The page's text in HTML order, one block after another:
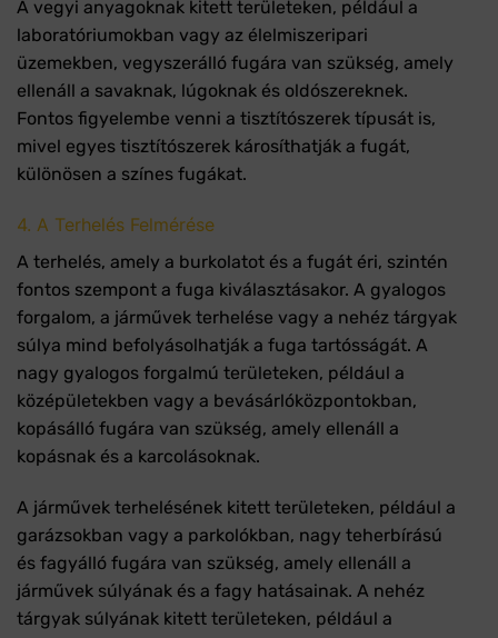
A vegyi anyagoknak kitett területeken, például a
laboratóriumokban vagy az élelmiszeripari
üzemekben, vegyszerálló fugára van szükség, amely
ellenáll a savaknak, lúgoknak és oldószereknek.
Fontos figyelembe venni a tisztítószerek típusát is,
mivel egyes tisztítószerek károsíthatják a fugát,
különösen a színes fugákat.
4. A Terhelés Felmérése
A terhelés, amely a burkolatot és a fugát éri, szintén
fontos szempont a fuga kiválasztásakor. A gyalogos
forgalom, a járművek terhelése vagy a nehéz tárgyak
súlya mind befolyásolhatják a fuga tartósságát. A
nagy gyalogos forgalmú területeken, például a
középületekben vagy a bevásárlóközpontokban,
kopásálló fugára van szükség, amely ellenáll a
kopásnak és a karcolásoknak.
A járművek terhelésének kitett területeken, például a
garázsokban vagy a parkolókban, nagy teherbírású
és fagyálló fugára van szükség, amely ellenáll a
járművek súlyának és a fagy hatásainak. A nehéz
tárgyak súlyának kitett területeken, például a